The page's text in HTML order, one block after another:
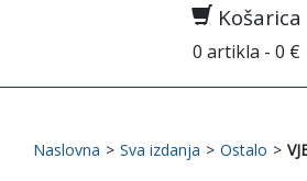
Košarica
0 artikla - 0 €
Naslovna > Sva izdanja > Ostalo >